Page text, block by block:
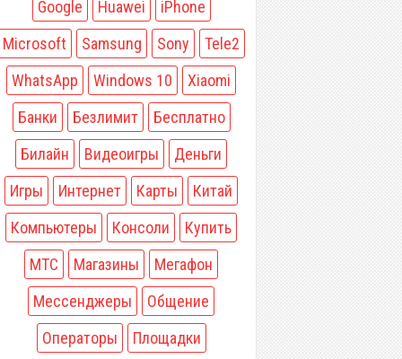
Google
Huawei
iPhone
Microsoft
Samsung Sony
Tele2
WhatsApp
Windows 10
Xiaomi
Банки
Безлимит
Бесплатно
Билайн
Видеоигры
Деньги
Игры
Интернет Карты
Китай
Компьютеры
Консоли
Купить
МТС
Магазины
Мегафон
Мессенджеры
Общение
Операторы
Площадки